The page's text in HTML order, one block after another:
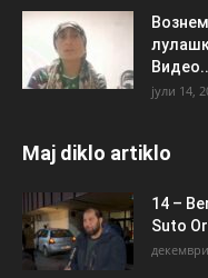
Видео..
јули 14,
Maj diklo artiklo
14 –
Suto